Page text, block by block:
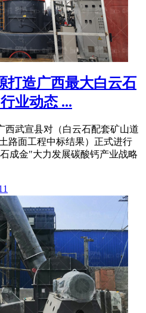
打造广西最大白云石
业动态 ...
西武宣县对（白云石配套矿山道
路面工程中标结果）正式进行
成金"大力发展碳酸钙产业战略